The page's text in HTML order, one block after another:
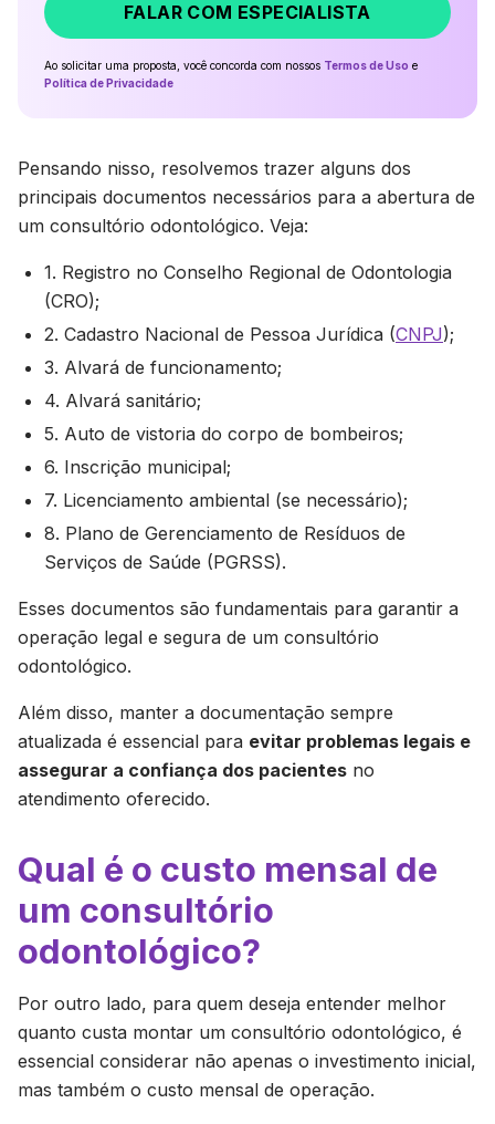
FALAR COM ESPECIALISTA
Ao solicitar uma proposta, você concorda com nossos Termos de Uso e
Política de Privacidade
Pensando nisso, resolvemos trazer alguns dos
principais documentos necessários para a abertura de
um consultório odontológico. Veja:
1. Registro no Conselho Regional de Odontologia
(CRO);
2. Cadastro Nacional de Pessoa Jurídica (CNPJ);
3. Alvará de funcionamento;
4. Alvará sanitário;
5. Auto de vistoria do corpo de bombeiros;
6. Inscrição municipal;
7. Licenciamento ambiental (se necessário);
8. Plano de Gerenciamento de Resíduos de
Serviços de Saúde (PGRSS).
Esses documentos são fundamentais para garantir a
operação legal e segura de um consultório
odontológico.
Além disso, manter a documentação sempre
atualizada é essencial para evitar problemas legais e
assegurar a confiança dos pacientes no
atendimento oferecido.
Qual é o custo mensal de
um consultório
odontológico?
Por outro lado, para quem deseja entender melhor
quanto custa montar um consultório odontológico, é
essencial considerar não apenas o investimento inicial,
mas também o custo mensal de operação.